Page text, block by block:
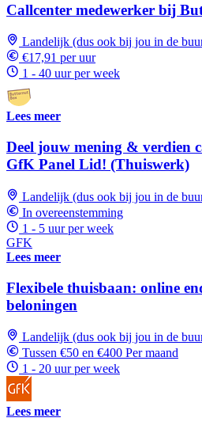
Callcenter medewerker bij
Landelijk (dus ook bij jou in de
€17,91 per uur
1 - 40 uur per week
Lees meer
Deel jouw mening & verdien
GfK Panel Lid! (Thuiswerk)
Landelijk (dus ook bij jou in de
In overeenstemming
1 - 5 uur per week
GFK
Lees meer
Flexibele thuisbaan: online
beloningen
Landelijk (dus ook bij jou in de
Tussen €50 en €400 Per maand
1 - 20 uur per week
Lees meer